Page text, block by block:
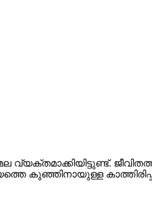
വ്യക്തമാക്കിയിട്ടുണ്ട്.
കുഞ്ഞിനായുള്ള